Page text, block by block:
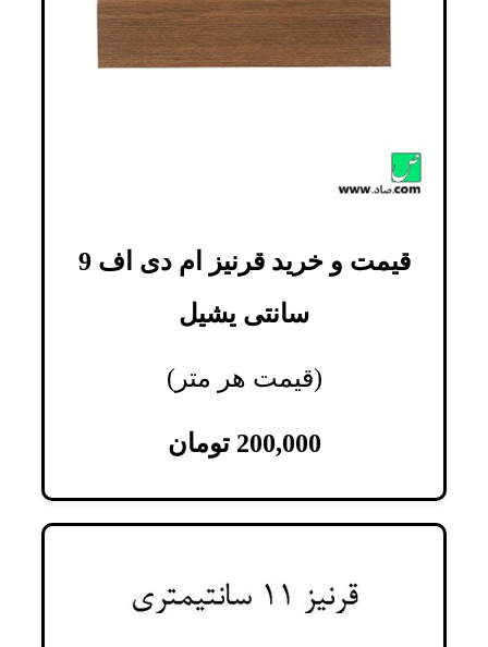
قیمت و خرید قرنیز ام دی اف 9
سانتی یشیل
(قیمت هر متر)
200,000 تومان